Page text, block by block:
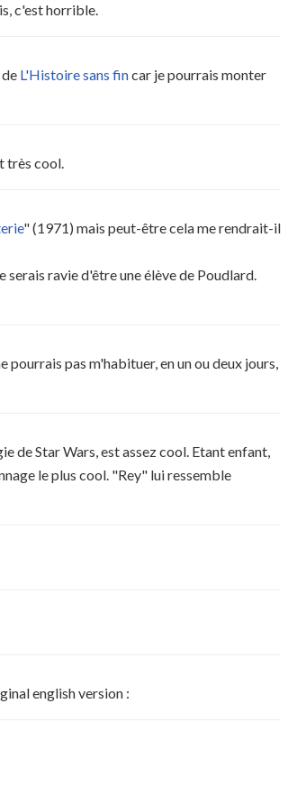
c'est horrible.
L'Histoire sans fincar je pourrais monter
très cool.
" (1971) mais peut-être cela me rendrait-il
ravie d'être une élève de Poudlard.
pourrais pas m'habituer, en un ou deux jours,
de Star Wars, est assez cool. Etant enfant,
le plus cool. "Rey" lui ressemble
english version :